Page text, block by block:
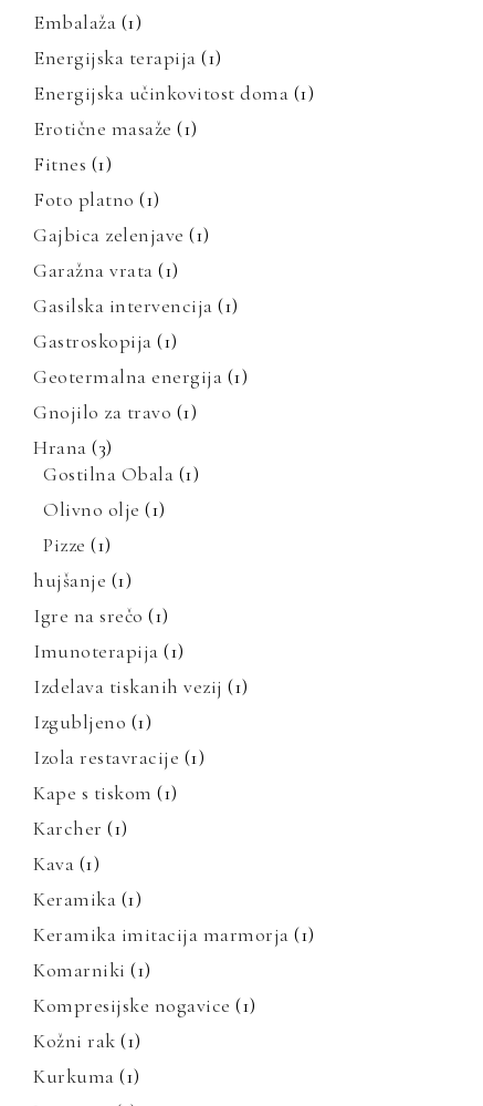
Embalaža (1)
Energijska terapija (1)
Energijska učinkovitost doma (1)
Erotične masaže (1)
Fitnes (1)
Foto platno (1)
Gajbica zelenjave (1)
Garažna vrata (1)
Gasilska intervencija (1)
Gastroskopija (1)
Geotermalna energija (1)
Gnojilo za travo (1)
Hrana (3)
Gostilna Obala (1)
Olivno olje (1)
Pizze (1)
hujšanje (1)
Igre na srečo (1)
Imunoterapija (1)
Izdelava tiskanih vezij (1)
Izgubljeno (1)
Izola restavracije (1)
Kape s tiskom (1)
Karcher (1)
Kava (1)
Keramika (1)
Keramika imitacija marmorja (1)
Komarniki (1)
Kompresijske nogavice (1)
Kožni rak (1)
Kurkuma (1)